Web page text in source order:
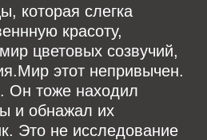
которая слегка
красоту,
цветовых созвучий,
этот непривычен.
Он тоже находил
и обнажал их
Это не исследование